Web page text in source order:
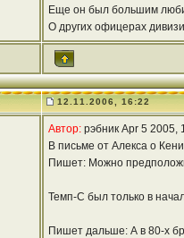
Еще он был большим
О других офицерах
12.11.2006, 16:22
Автор:рэбник Apr 5 2005,
В письме от Алекса о
Пишет: Можно
Темп-С был только в
Пишет дальше: А в 80-х